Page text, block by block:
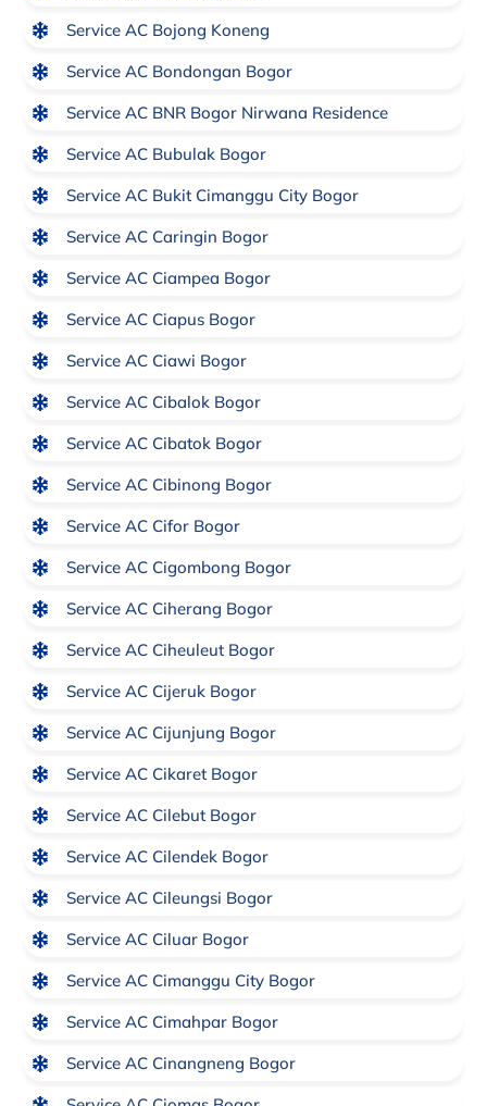
Service AC Bojong Koneng
Service AC Bondongan Bogor
Service AC BNR Bogor Nirwana Residence
Service AC Bubulak Bogor
Service AC Bukit Cimanggu City Bogor
Service AC Caringin Bogor
Service AC Ciampea Bogor
Service AC Ciapus Bogor
Service AC Ciawi Bogor
Service AC Cibalok Bogor
Service AC Cibatok Bogor
Service AC Cibinong Bogor
Service AC Cifor Bogor
Service AC Cigombong Bogor
Service AC Ciherang Bogor
Service AC Ciheuleut Bogor
Service AC Cijeruk Bogor
Service AC Cijunjung Bogor
Service AC Cikaret Bogor
Service AC Cilebut Bogor
Service AC Cilendek Bogor
Service AC Cileungsi Bogor
Service AC Ciluar Bogor
Service AC Cimanggu City Bogor
Service AC Cimahpar Bogor
Service AC Cinangneng Bogor